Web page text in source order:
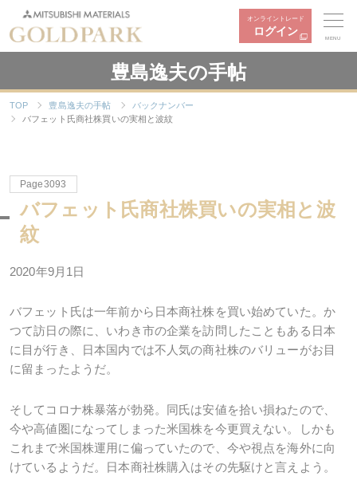
オンライントレード
ログイン
MENU
豊島逸夫の手帖
TOP 豊島逸夫の手帖
バックナンバー
バフェット氏商社株買いの実相と波紋
Page3093
バフェット氏商社株買いの実相と波
紋
2020年9月1日
バフェット氏は一年前から日本商社株を買い始めていた。か
つて訪日の際に、いわき市の企業を訪問したこともある日本
に目が行き、日本国内では不人気の商社株のバリューがお目
に留まったようだ。
そしてコロナ株暴落が勃発。同氏は安値を拾い損ねたので、
今や高値圏になってしまった米国株を今更買えない。しかも
これまで米国株運用に偏っていたので、今や視点を海外に向
けているようだ。日本商社株購入はその先駆けと言えよう。